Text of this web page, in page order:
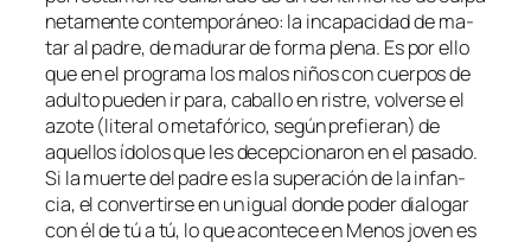
ne­ta­men­te con­tem­po­rá­neo: la in­ca­pa­ci­dad de ma­
tar al pa­dre, de ma­du­rar de for­ma ple­na. Es por ello
que en el pro­gra­ma los ma­los ni­ños con cuer­pos de
adul­to pue­den ir pa­ra, ca­ba­llo en ris­tre, vol­ver­se el
azo­te (li­te­ral o me­ta­fó­ri­co, se­gún pre­fie­ran) de
aque­llos ído­los que les de­cep­cio­na­ron en el pa­sa­do.
Si la muer­te del pa­dre es la su­pera­ción de la in­fan­
cia, el con­ver­tir­se en un igual don­de po­der dia­lo­gar
con él de tú a tú, lo que acon­te­ce enMenos jo­venes